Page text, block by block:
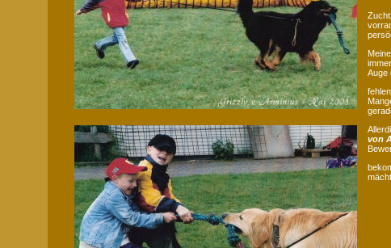
Auge
von